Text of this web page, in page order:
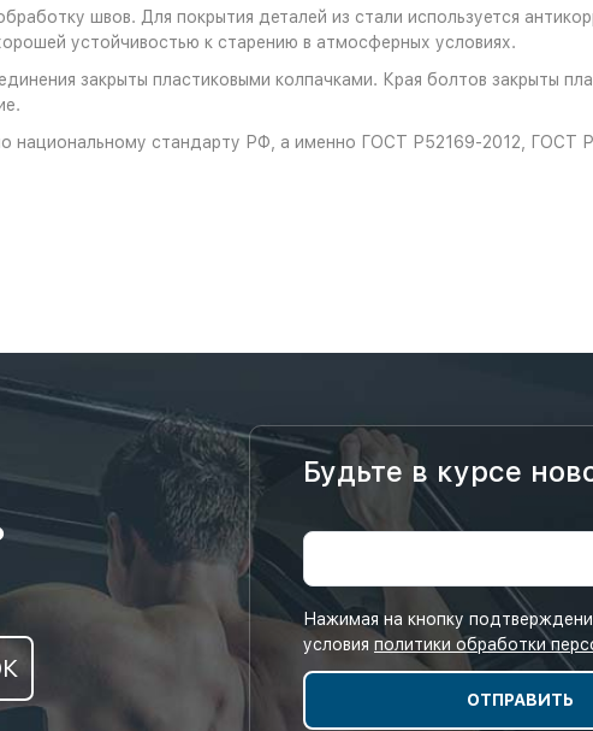
швов. Для покрытия деталей из стали используется
устойчивостью к старению в атмосферных условиях.
закрыты пластиковыми колпачками. Края болтов закрыты
национальному стандарту РФ, а именно ГОСТ Р52169-2012, ГОСТ
Будьте в курсе
Нажимая на кнопку
условия политики обработки